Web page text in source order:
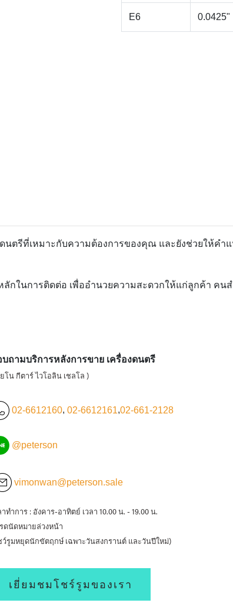
E6 0.0425"
นตรีที่เหมาะกับความต้องการของคุณ และยังช่วยให้ค
ลักในการติดต่อ เพื่ออำนวยความสะดวกให้แก่ลูกค้า ค
บถามบริการหลังการขาย เครื่องดนตรี
ยโน กีตาร์ ไวโอลิน เชลโล )
02-6612160, 02-6612161,02-661-2128
@peterson
vimonwan@peterson.sale
าทำการ : อังคาร-อาทิตย์ เวลา 10.00 น. - 19.00 น.
รดนัดหมายล่วงหน้า
ว์รูมหยุดนักขัตฤกษ์ เฉพาะวันสงกรานต์ และวันปีใหม่)
เยี่ยมชมโชร์รูมของเรา